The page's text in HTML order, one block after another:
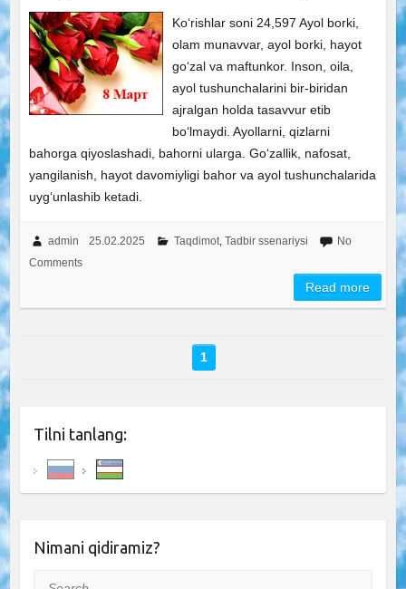
Ko‘rishlar soni 24,597 Ayol borki,
olam munavvar, ayol borki, hayot
go‘zal va maftunkor. Inson, oila,
ayol tushunchalarini bir-biridan
ajralgan holda tasavvur etib
bo‘lmaydi. Ayollarni, qizlarni
bahorga qiyoslashadi, bahorni ularga. Go‘zallik, nafosat,
yangilanish, hayot davomiyligi bahor va ayol tushunchalarida
uyg‘unlashib ketadi.
admin 25.02.2025 Taqdimot, Tadbir ssenariysi
No
Comments
Read more
1
Tilni tanlang:
Nimani qidiramiz?
Search